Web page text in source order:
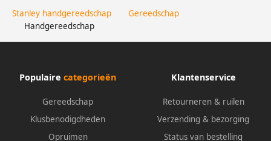
Stanley handgereedschap
Gereedschap
Handgereedschap
Populaire categorieën
Gereedschap
Klusbenodigdheden
Opruimen
Klantenservice
Retourneren & ruilen
Verzending & bezorging
Status van bestelling